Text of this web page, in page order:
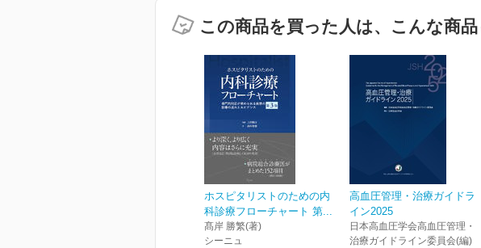
この商品を買った人は、こんな商品
ホスピタリストのための内
科診療フローチャート 第...
髙岸 勝繁(著)
シーニュ
高血圧管理・治療ガイドラ
イン2025
日本高血圧学会高血圧管理・
治療ガイドライン委員会(編)